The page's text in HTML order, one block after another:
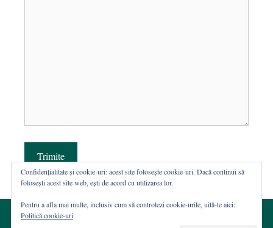
Trimite
Confidențialitate și cookie-uri: acest site folosește cookie-uri. Dacă continui să
folosești acest site web, ești de acord cu utilizarea lor.
Pentru a afla mai multe, inclusiv cum să controlezi cookie-urile, uită-te aici:
Politică cookie-uri